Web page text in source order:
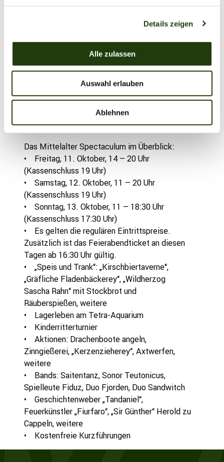
Details zeigen
Alle zulassen
Auswahl erlauben
Ablehnen
Besuchende kostenfreien Führungen durch den
Zoo anschließen. Während der drei Tage gelten
diesen drei Tagen das Feierabendticket mit
seinen vergünstigten Preisen ab 16:30 Uhr.
(Tageskarten und Feierabendtickets) sind auf
der Internetseite des Zoos www.zoo-
osnabrueck.de zu finden.
Das Mittelalter Spectaculum im Überblick:
• Freitag, 11. Oktober, 14 – 20 Uhr
(Kassenschluss 19 Uhr)
• Samstag, 12. Oktober, 11 – 20 Uhr
(Kassenschluss 19 Uhr)
• Sonntag, 13. Oktober, 11 – 18:30 Uhr
(Kassenschluss 17:30 Uhr)
• Es gelten die regulären Eintrittspreise.
Zusätzlich ist das Feierabendticket an diesen
Tagen ab 16:30 Uhr gültig.
• „Speis und Trank“: „Kirschbiertaverne“,
„Gräfliche Fladenbäckerey“, „Wildherzog
Sascha Rahn“ mit Stockbrot und
Räuberspießen, weitere
• Lagerleben am Tetra-Aquarium
• Kinderritterturnier
• Aktionen: Drachenboote angeln,
Zinngießerei, „Kerzenzieherey“, Axtwerfen,
weitere
• Bands: Saitentanz, Sonor Teutonicus,
Spielleute Fiduz, Duo Fjorden, Duo Sandwitch
• Geschichtenweber „Tandaniel“,
Feuerkünstler „Fiurfaro“, „Sir Günther“ Herold zu
Cappeln, weitere
• Kostenfreie Kurzführungen